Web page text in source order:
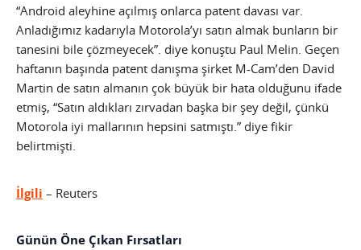
“Android aleyhine açılmış onlarca patent davası var.
Anladığımız kadarıyla Motorola’yı satın almak bunların bir
tanesini bile çözmeyecek”. diye konuştu Paul Melin. Geçen
haftanın başında patent danışma şirket M-Cam’den David
Martin de satın almanın çok büyük bir hata olduğunu ifade
etmiş, “Satın aldıkları zırvadan başka bir şey değil, çünkü
Motorola iyi mallarının hepsini satmıştı.” diye fikir
belirtmişti.
İlgili – Reuters
Günün Öne Çıkan Fırsatları